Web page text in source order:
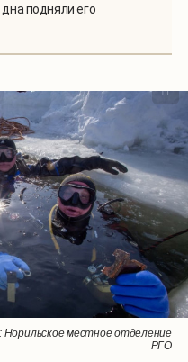
подняли его
Норильское местное отделение
РГО
местное отделение РГО
на дне Карского моря. Фото:
местное отделение РГО